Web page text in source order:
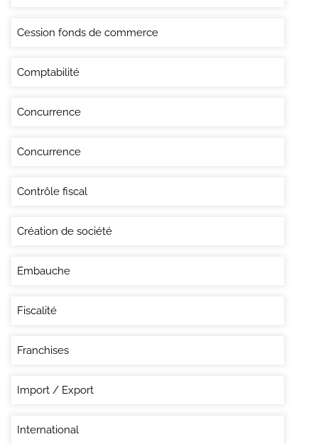
Cession fonds de commerce
Comptabilité
Concurrence
Concurrence
Contrôle fiscal
Création de société
Embauche
Fiscalité
Franchises
Import / Export
International